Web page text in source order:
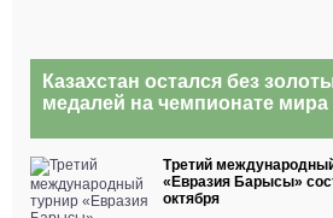
Казахстан остался без
медалей на чемпионате мира
Третий
«Евразия Барысы»
октября